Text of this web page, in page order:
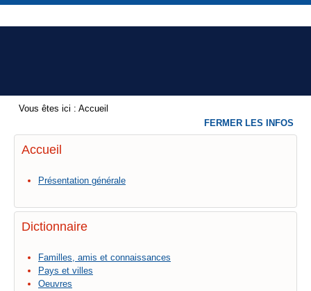
Vous êtes ici : Accueil
Accueil
Présentation générale
Dictionnaire
Familles, amis et connaissances
Pays et villes
Oeuvres
FERMER LES INFOS